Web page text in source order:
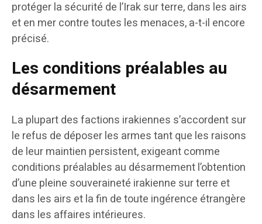
protéger la sécurité de l’Irak sur terre, dans les airs
et en mer contre toutes les menaces, a-t-il encore
précisé.
Les conditions préalables au
désarmement
La plupart des factions irakiennes s’accordent sur
le refus de déposer les armes tant que les raisons
de leur maintien persistent, exigeant comme
conditions préalables au désarmement l’obtention
d’une pleine souveraineté irakienne sur terre et
dans les airs et la fin de toute ingérence étrangère
dans les affaires intérieures.